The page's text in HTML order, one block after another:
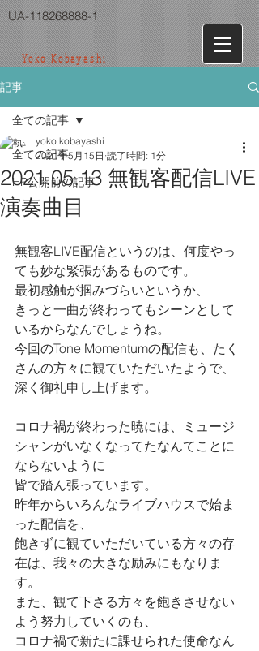
UA-118268888-1
Yoko Kobayashi
記事
全ての記事
HP公開前の記事
全ての記事
2021.05.13 無観客配信LIVE
演奏曲目
yoko kobayashi
2021年5月15日 読了時間: 1分
無観客LIVE配信というのは、何度やっ
ても妙な緊張があるものです。
最初感触が掴みづらいというか、
きっと一曲が終わってもシーンとして
いるからなんでしょうね。
今回のTone Momentumの配信も、たく
さんの方々に観ていただいたようで、
深く御礼申し上げます。
コロナ禍が終わった暁には、ミュージ
シャンがいなくなってたなんてことに
ならないように
皆で踏ん張っています。
昨年からいろんなライブハウスで始ま
った配信を、
飽きずに観ていただいている方々の存
在は、我々の大きな励みにもなりま
す。
また、観て下さる方々を飽きさせない
よう努力していくのも、
コロナ禍で新たに課せられた使命なん